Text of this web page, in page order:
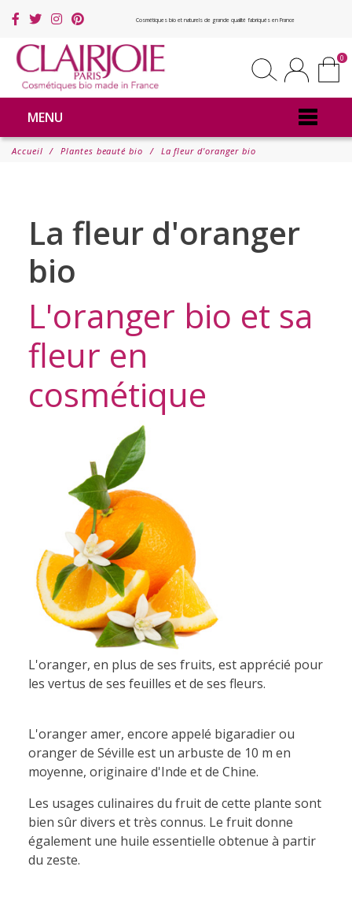
Cosmétiques bio et naturels de grande qualité fabriqués en France
0
MENU
Accueil Plantes beauté bio La fleur d'oranger bio
La fleur d'oranger
bio
L'oranger bio et sa
fleur en
cosmétique
L'oranger, en plus de ses fruits, est apprécié pour
les vertus de ses feuilles et de ses fleurs.
L'oranger amer, encore appelé bigaradier ou
oranger de Séville est un arbuste de 10 m en
moyenne, originaire d'Inde et de Chine.
Les usages culinaires du fruit de cette plante sont
bien sûr divers et très connus. Le fruit donne
également une huile essentielle obtenue à partir
du zeste.